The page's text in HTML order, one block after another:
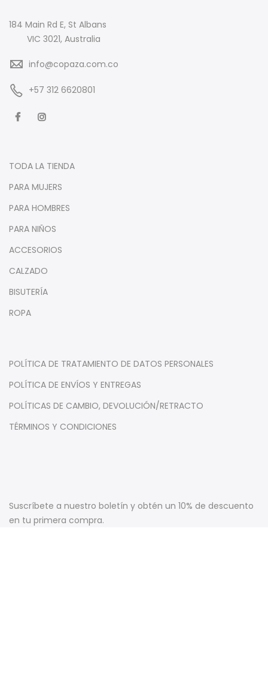
184 Main Rd E, St Albans
VIC 3021, Australia
info@copaza.com.co
‪+57 312 6620801‬
TODA LA TIENDA
PARA MUJERS
PARA HOMBRES
PARA NIÑOS
ACCESORIOS
CALZADO
BISUTERÍA
ROPA
POLÍTICA DE TRATAMIENTO DE DATOS PERSONALES
POLÍTICA DE ENVÍOS Y ENTREGAS
POLÍTICAS DE CAMBIO, DEVOLUCIÓN/RETRACTO
TÉRMINOS Y CONDICIONES
Suscríbete a nuestro boletín y obtén un 10% de descuento
en tu primera compra.